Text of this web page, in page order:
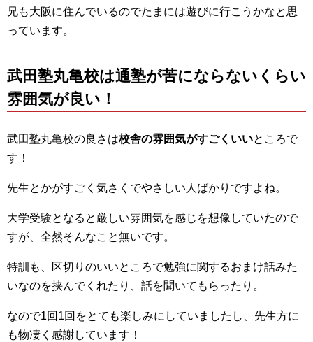
兄も大阪に住んでいるのでたまには遊びに行こうかなと思
っています。
武田塾丸亀校は通塾が苦にならないくらい
雰囲気が良い！
武田塾丸亀校の良さは校舎の雰囲気がすごくいいところで
す！
先生とかがすごく気さくでやさしい人ばかりですよね。
大学受験となると厳しい雰囲気を感じを想像していたので
すが、全然そんなこと無いです。
特訓も、区切りのいいところで勉強に関するおまけ話みた
いなのを挟んでくれたり、話を聞いてもらったり。
なので1回1回をとても楽しみにしていましたし、 先生方に
も物凄く感謝しています！